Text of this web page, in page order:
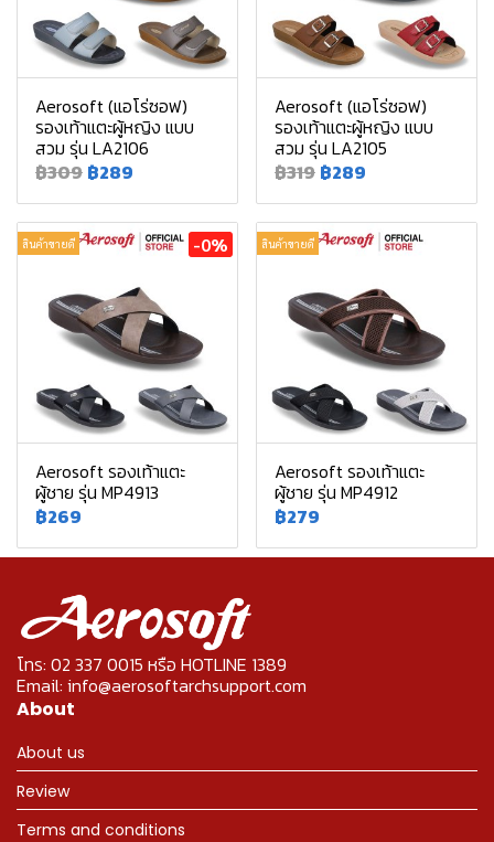
Aerosoft (แอโร่ซอฟ)
รองเท้าแตะผู้หญิง แบบ
สวม รุ่น LA2106
฿309 ฿289
Aerosoft (แอโร่ซอฟ)
รองเท้าแตะผู้หญิง แบบ
สวม รุ่น LA2105
฿319 ฿289
สินค้าขายดี -0%
Aerosoft รองเท้าแตะ
ผู้ชาย รุ่น MP4913
฿269
สินค้าขายดี
Aerosoft รองเท้าแตะ
ผู้ชาย รุ่น MP4912
฿279
โทร: 02 337 0015 หรือ HOTLINE 1389
Email: info@aerosoftarchsupport.com
About
About us
Review
Terms and conditions